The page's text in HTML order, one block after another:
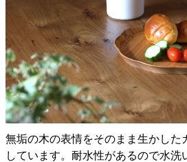
無垢の木の表情をそのまま生かした
しています。耐水性があるので水洗